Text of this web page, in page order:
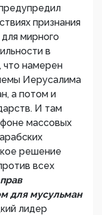
признания
мирного
в
что намерен
Иерусалима
а потом и
И там
фоне массовых
решение
всех
для мусульман
лидер